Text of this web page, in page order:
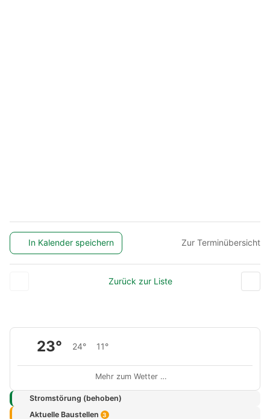
In Kalender speichern Zur Terminübersicht
Zurück zur Liste
23° 24° 11°
Mehr zum Wetter …
Stromstörung (behoben)
Aktuelle Baustellen 3